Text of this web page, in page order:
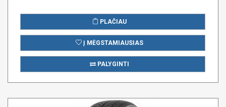
PLAČIAU
Į MĖGSTAMIAUSIAS
PALYGINTI